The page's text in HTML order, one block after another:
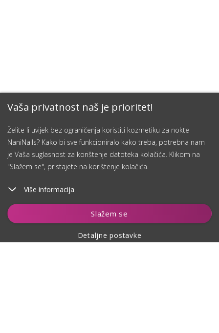
Vaša privatnost naš je prioritet!
Želite li uvijek bez ograničenja koristiti kozmetiku za nokte
NaniNails? Kako bi sve funkcioniralo kako treba, potrebna nam
je Vaša suglasnost za korištenje datoteka kolačića. Klikom na
"Slažem se", pristajete na korištenje kolačića.
Više informacija
Slažem se
Detaljne postavke
Dodaj u košaricu